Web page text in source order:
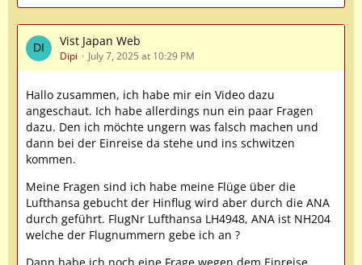
Vist Japan Web
Dipi July 7, 2025 at 10:29 PM
Hallo zusammen, ich habe mir ein Video dazu
angeschaut. Ich habe allerdings nun ein paar Fragen
dazu. Den ich möchte ungern was falsch machen und
dann bei der Einreise da stehe und ins schwitzen
kommen.
Meine Fragen sind ich habe meine Flüge über die
Lufthansa gebucht der Hinflug wird aber durch die ANA
durch geführt. FlugNr Lufthansa LH4948, ANA ist NH204
welche der Flugnummern gebe ich an ?